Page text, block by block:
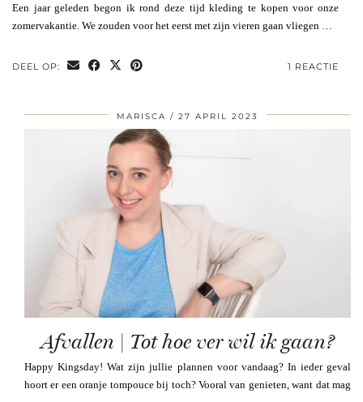
Een jaar geleden begon ik rond deze tijd kleding te kopen voor onze
zomervakantie. We zouden voor het eerst met zijn vieren gaan vliegen …
DEEL OP: 1 REACTIE
MARISCA 27 APRIL 2023
Afvallen | Tot hoe ver wil ik gaan?
Happy Kingsday! Wat zijn jullie plannen voor vandaag? In ieder geval
hoort er een oranje tompouce bij toch? Vooral van genieten, want dat mag